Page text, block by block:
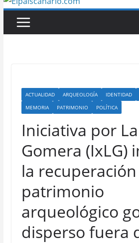
ACTUALIDAD ARQUEOLOGÍA IDENTIDAD
MEMORIA
PATRIMONIO POLÍTICA
Iniciativa por La
Gomera (IxLG)
la
patrimonio
arqueológico
disperso fuera